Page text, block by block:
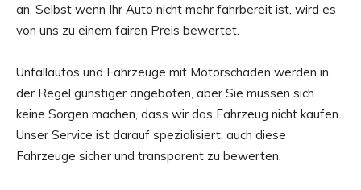
an. Selbst wenn Ihr Auto nicht mehr fahrbereit ist, wird es
von uns zu einem fairen Preis bewertet.
Unfallautos und Fahrzeuge mit Motorschaden werden in
der Regel günstiger angeboten, aber Sie müssen sich
keine Sorgen machen, dass wir das Fahrzeug nicht kaufen.
Unser Service ist darauf spezialisiert, auch diese
Fahrzeuge sicher und transparent zu bewerten.